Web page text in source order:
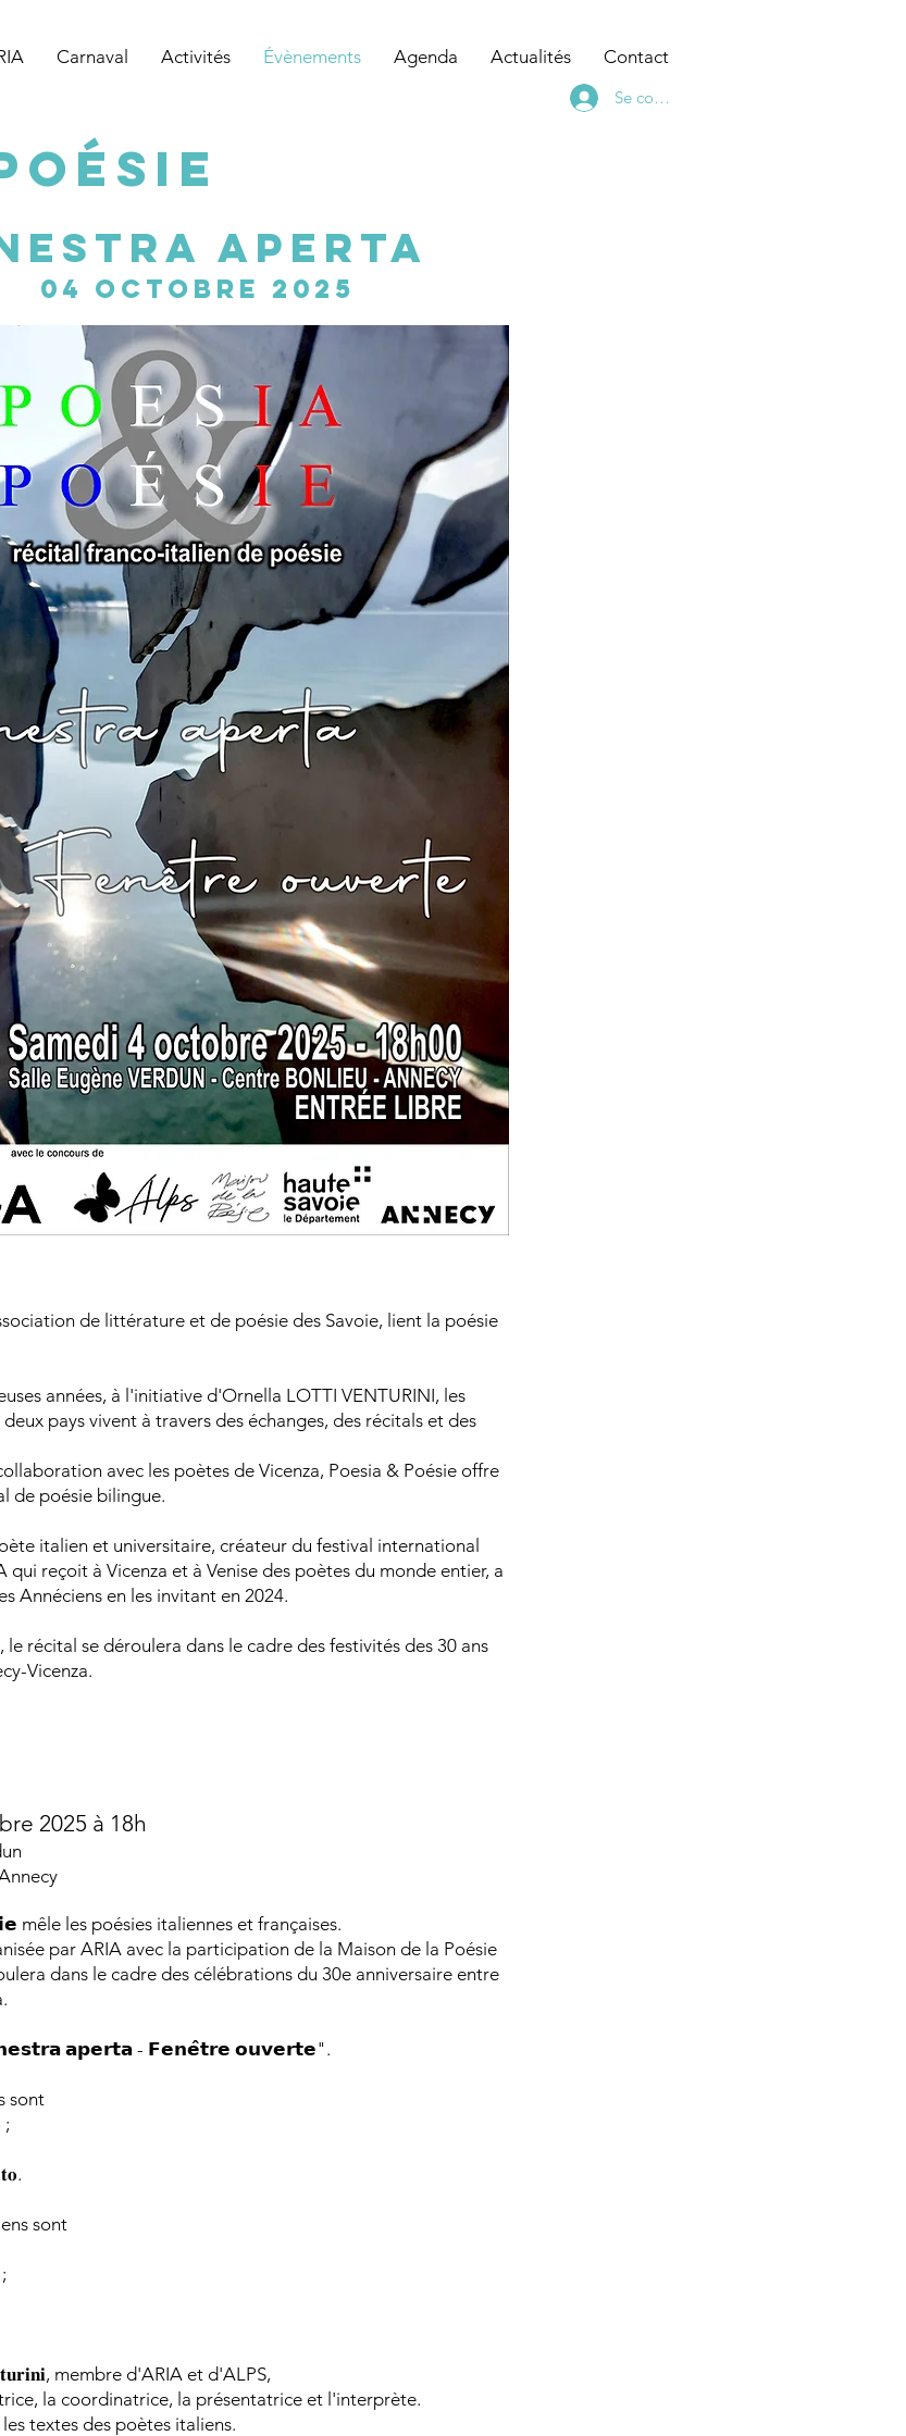
Carnaval Activités Évènements Agenda Actualités Contact
Se connecter
APERTA
04 OCTObre 2025
de littérature et de poésie des Savoie, lient la poésie
années, à l'initiative d'Ornella LOTTI VENTURINI, les
pays vivent à travers des échanges, des récitals et des
avec les poètes de Vicenza, Poesia & Poésie offre
de poésie bilingue.
italien et universitaire, créateur du festival international
qui reçoit à Vicenza et à Venise des poètes du monde entier, a
Annéciens en les invitant en 2024.
le récital se déroulera dans le cadre des festivités des 30 ans
Vicenza.
2025 à 18h
mêle les poésies italiennes et françaises.
par ARIA avec la participation de la Maison de la Poésie
dans le cadre des célébrations du 30e anniversaire entre
𝗮𝗽𝗲𝗿𝘁𝗮 - 𝗙𝗲𝗻𝗲̂𝘁𝗿𝗲 𝗼𝘂𝘃𝗲𝗿𝘁𝗲".
sont
;
sont
membre d'ARIA et d'ALPS,
la coordinatrice, la présentatrice et l'interprète.
textes des poètes italiens.